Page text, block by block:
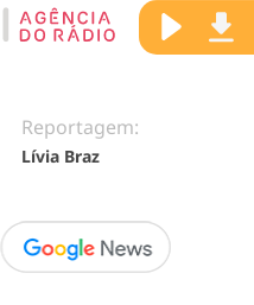
Reportagem:
Lívia Braz